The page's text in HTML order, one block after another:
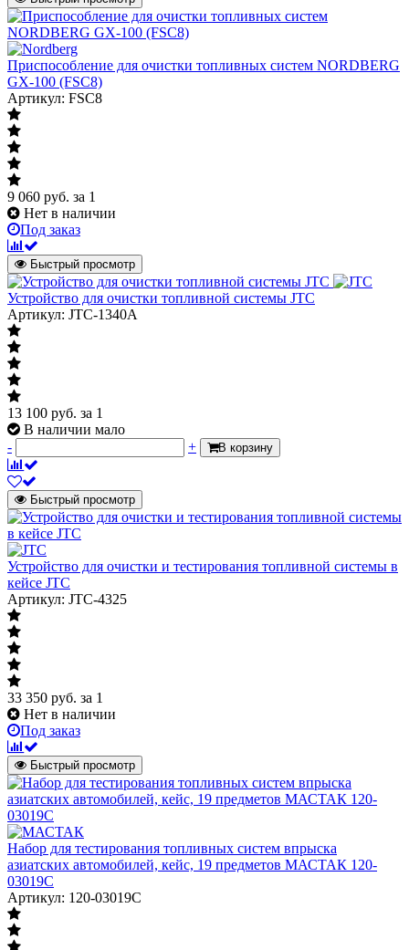
Приспособление для очистки топливных систем NORDBERG
GX-100 (FSC8)
Артикул: FSC8
9 060 руб. за 1
Нет в наличии
Под заказ
Быстрый просмотр
Устройство для очистки топливной системы JTC
Артикул: JTC-1340A
13 100 руб. за 1
В наличии мало
-
+ В корзину
Быстрый просмотр
Устройство для очистки и тестирования топливной системы в
кейсе JTC
Артикул: JTC-4325
33 350 руб. за 1
Нет в наличии
Под заказ
Быстрый просмотр
Набор для тестирования топливных систем впрыска
азиатских автомобилей, кейс, 19 предметов МАСТАК 120-
03019C
Артикул: 120-03019C